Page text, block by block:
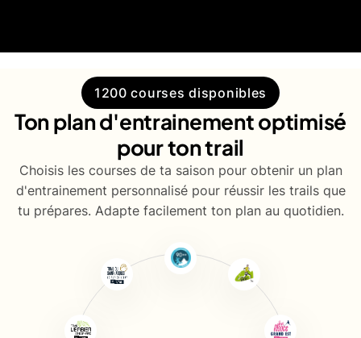
1200 courses disponibles
Ton plan d'entrainement optimisé
pour ton trail
Choisis les courses de ta saison pour obtenir un plan
d'entrainement personnalisé pour réussir les trails que
tu prépares. Adapte facilement ton plan au quotidien.